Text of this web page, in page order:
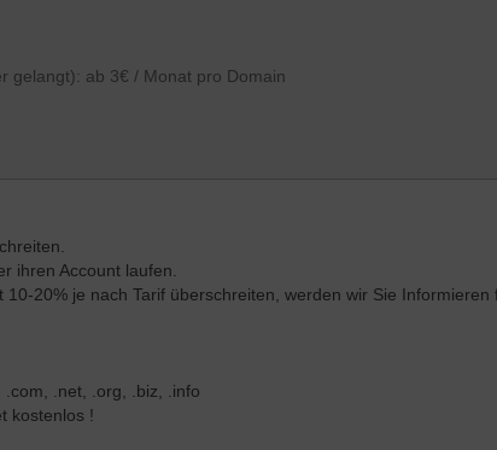
gelangt): ab 3€ / Monat pro Domain
ihren Account laufen.
20% je nach Tarif überschreiten, werden wir Sie Informieren
.net, .org, .biz, .info
kostenlos !